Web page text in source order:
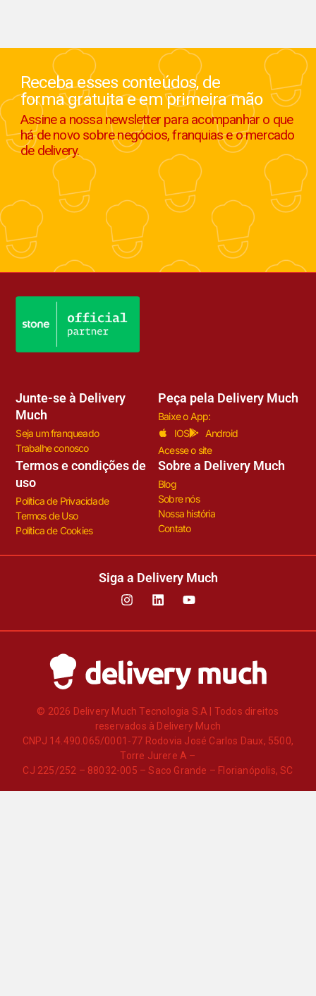
Receba esses conteúdos, de
forma gratuita e em primeira mão
Assine a nossa newsletter para acompanhar o que
há de novo sobre negócios, franquias e o mercado
de delivery.
Junte-se à Delivery
Much
Seja um franqueado
Trabalhe conosco
Peça pela Delivery Much
Baixe o App:
IOS
Android
Acesse o site
Termos e condições de
uso
Política de Privacidade
Termos de Uso
Política de Cookies
Sobre a Delivery Much
Blog
Sobre nós
Nossa história
Contato
Siga a Delivery Much
© 2026 Delivery Much Tecnologia S.A | Todos direitos
reservados à Delivery Much
CNPJ 14.490.065/0001-77 Rodovia José Carlos Daux, 5500,
Torre Jurere A –
CJ 225/252 – 88032-005 – Saco Grande – Florianópolis, SC